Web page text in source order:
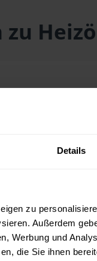
Details
zu
Außerdem
Werbung und
die Sie ihnen
zu
Sie über unseren